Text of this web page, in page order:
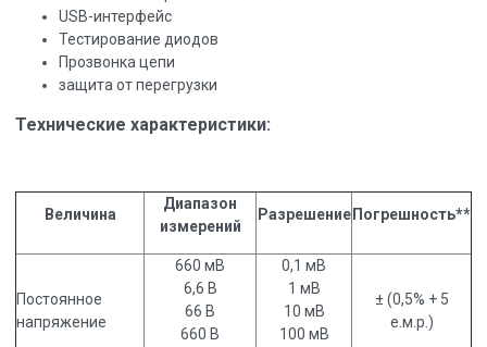
USB-интерфейс
Тестирование диодов
Прозвонка цепи
защита от перегрузки
Технические характеристики:
Величина
Диапазон
измерений
Разрешение Погрешность**
Постоянное
напряжение
660 мВ
6,6 В
66 В
660 В
0,1 мВ
1 мВ
10 мВ
100 мВ
± (0,5% + 5
е.м.р.)